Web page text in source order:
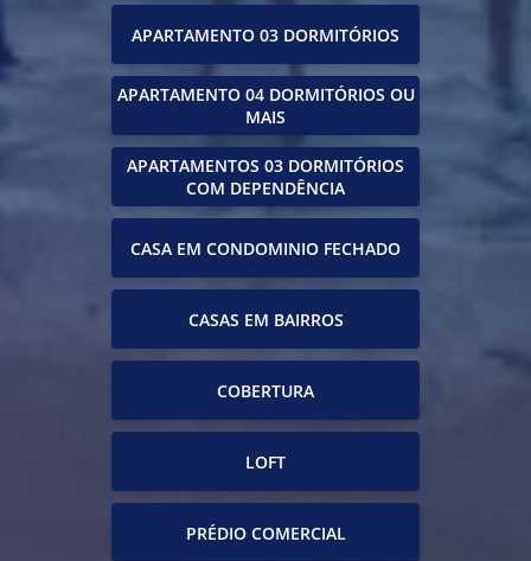
APARTAMENTO 03 DORMITÓRIOS
APARTAMENTO 04 DORMITÓRIOS OU
MAIS
APARTAMENTOS 03 DORMITÓRIOS
COM DEPENDÊNCIA
CASA EM CONDOMINIO FECHADO
CASAS EM BAIRROS
COBERTURA
LOFT
PRÉDIO COMERCIAL